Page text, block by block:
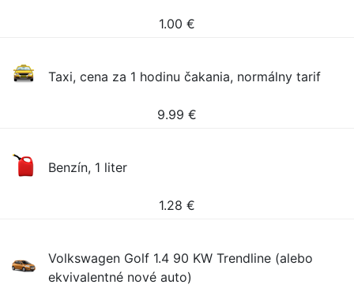
1.00 €
Taxi, cena za 1 hodinu čakania, normálny tarif
9.99 €
Benzín, 1 liter
1.28 €
Volkswagen Golf 1.4 90 KW Trendline (alebo
ekvivalentné nové auto)